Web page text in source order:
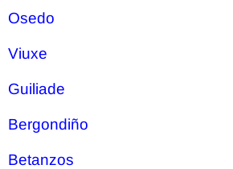
Osedo
Viuxe
Guiliade
Bergondiño
Betanzos